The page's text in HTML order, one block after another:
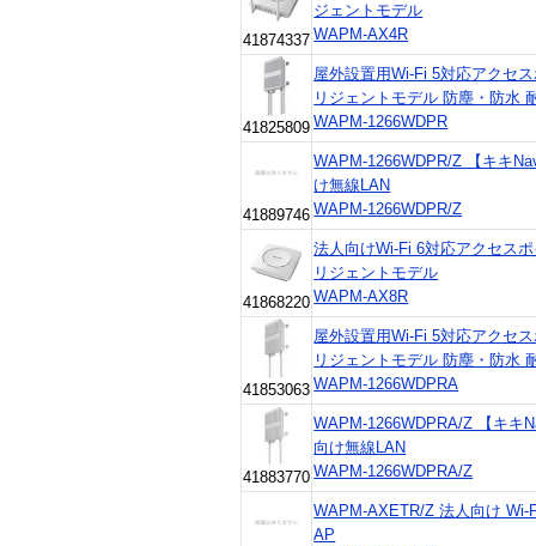
41874337
ジェントモデル
WAPM-AX4R
41825809
屋外設置用Wi-Fi 5対応アクセ
リジェントモデル 防塵・防水
WAPM-1266WDPR
41889746
WAPM-1266WDPR/Z 【キキ
け無線LAN
WAPM-1266WDPR/Z
41868220
法人向けWi-Fi 6対応アクセス
リジェントモデル
WAPM-AX8R
41853063
屋外設置用Wi-Fi 5対応アクセ
リジェントモデル 防塵・防水
WAPM-1266WDPRA
41883770
WAPM-1266WDPRA/Z 【キキ
向け無線LAN
WAPM-1266WDPRA/Z
WAPM-AXETR/Z 法人向け Wi-
AP